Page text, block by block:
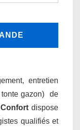
entretien
tonte gazon) de
dispose
qualifiés et